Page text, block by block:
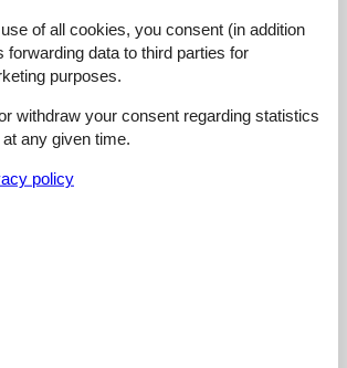
oktober 2025
Location:
Location:
of all cookies, you consent (in addition
forwarding data to third parties for
purposes.
withdraw your consent regarding statistics
any given time.
policy